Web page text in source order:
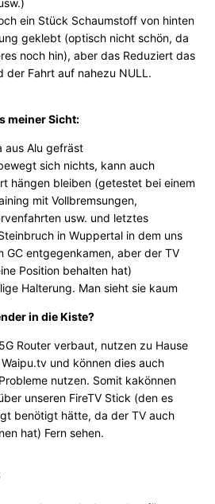
ein Stück Schaumstoff von hinten
geklebt (optisch nicht schön, da
noch hin), aber das Reduziert das
der Fahrt auf nahezu NULL.
meiner Sicht:
aus Alu gefräst
sich nichts, kann auch
hängen bleiben (getestet bei einem
mit Vollbremsungen,
usw. und letztes
in Wuppertal in dem uns
GC entgegenkamen, aber der TV
Position behalten hat)
Halterung. Man sieht sie kaum
in die Kiste?
Router verbaut, nutzen zu Hause
und können dies auch
nutzen. Somit kakönnen
unseren FireTV Stick (den es
benötigt hätte, da der TV auch
hat) Fern sehen.